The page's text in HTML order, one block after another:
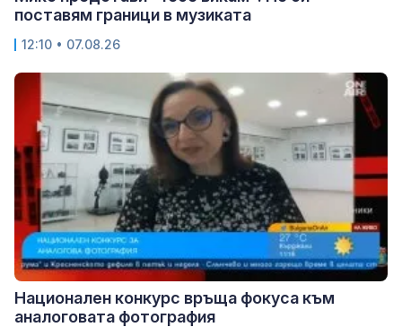
поставям граници в музиката
12:10 • 07.08.26
Национален конкурс връща фокуса към
аналоговата фотография